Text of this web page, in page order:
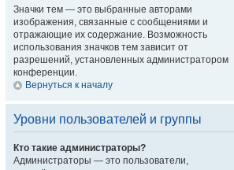
Значки тем — это выбранные авторами
изображения, связанные с сообщениями и
отражающие их содержание. Возможность
использования значков тем зависит от
разрешений, установленных администратором
конференции.
Вернуться к началу
Уровни пользователей и группы
Кто такие администраторы?
Администраторы — это пользователи,